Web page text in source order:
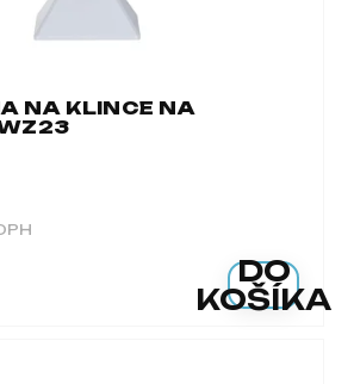
NA KLINCE NA
DO
KOŠÍKA